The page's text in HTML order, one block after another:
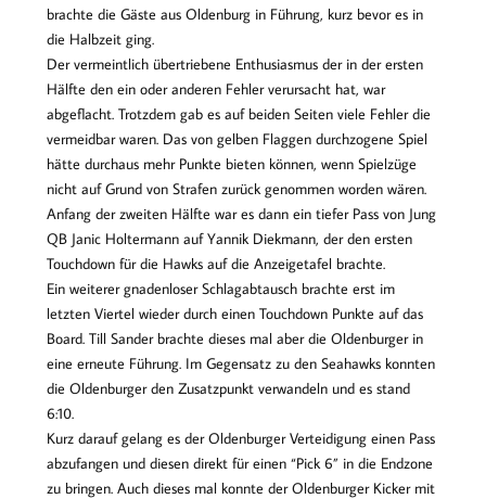
brachte die Gäste aus Oldenburg in Führung, kurz bevor es in
die Halbzeit ging.
Der vermeintlich übertriebene Enthusiasmus der in der ersten
Hälfte den ein oder anderen Fehler verursacht hat, war
abgeflacht. Trotzdem gab es auf beiden Seiten viele Fehler die
vermeidbar waren. Das von gelben Flaggen durchzogene Spiel
hätte durchaus mehr Punkte bieten können, wenn Spielzüge
nicht auf Grund von Strafen zurück genommen worden wären.
Anfang der zweiten Hälfte war es dann ein tiefer Pass von Jung
QB Janic Holtermann auf Yannik Diekmann, der den ersten
Touchdown für die Hawks auf die Anzeigetafel brachte.
Ein weiterer gnadenloser Schlagabtausch brachte erst im
letzten Viertel wieder durch einen Touchdown Punkte auf das
Board. Till Sander brachte dieses mal aber die Oldenburger in
eine erneute Führung. Im Gegensatz zu den Seahawks konnten
die Oldenburger den Zusatzpunkt verwandeln und es stand
6:10.
Kurz darauf gelang es der Oldenburger Verteidigung einen Pass
abzufangen und diesen direkt für einen “Pick 6” in die Endzone
zu bringen. Auch dieses mal konnte der Oldenburger Kicker mit